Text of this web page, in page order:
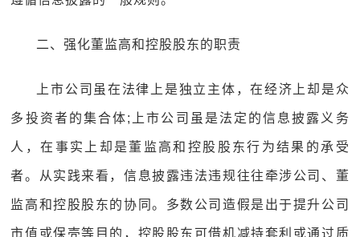
二、强化董监高和控股股东的职责
上市公司虽在法律上是独立主体，在经济上却是众
多投资者的集合体;上市公司虽是法定的信息披露义务
人，在事实上却是董监高和控股股东行为结果的承受
者。从实践来看，信息披露违法违规往往牵涉公司、董
监高和控股股东的协同。多数公司造假是出于提升公司
市值或保壳等目的，控股股东可借机减持套利或通过质